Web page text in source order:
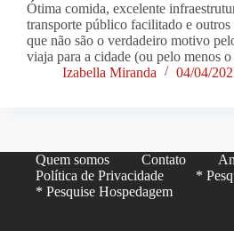
Ótima comida, excelente
transporte público facilitado e outros
que não são o verdadeiro motivo
viaja para a cidade (ou pelo menos
Izabella Miranda
04/04/
Quem somos Contato
Política de Privacidade
*
* Pesquise Hospedagem